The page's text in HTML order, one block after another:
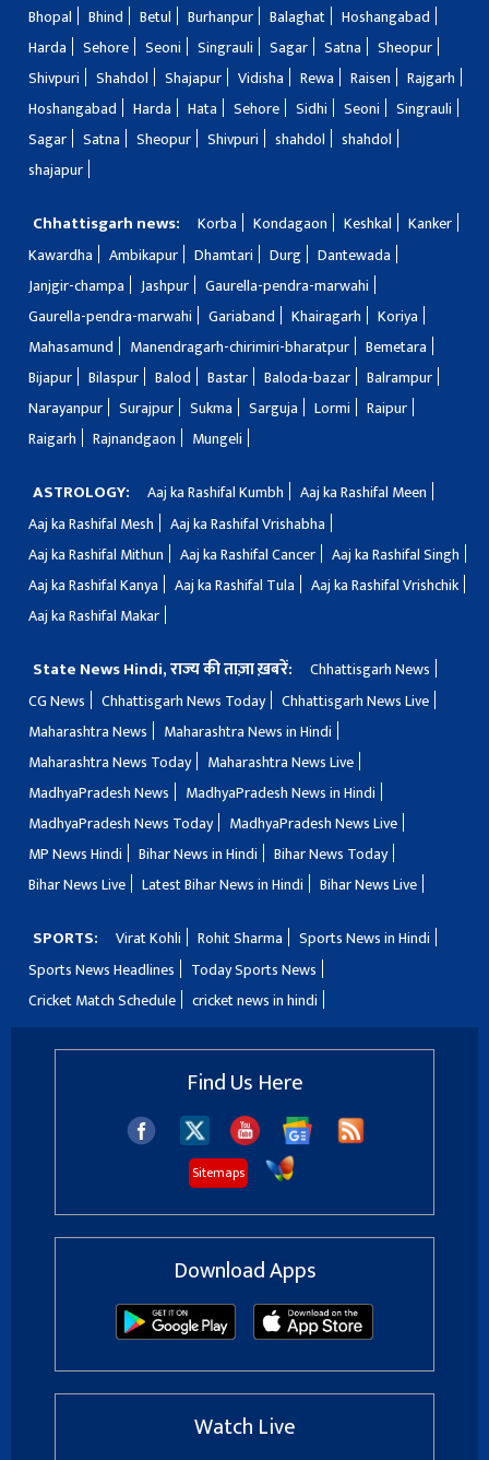
Bhopal
Bhind Betul Burhanpur Balaghat
Hoshangabad
Harda
Sehore Seoni Singrauli Sagar Satna
Sheopur
Shivpuri
Shahdol Shajapur Vidisha Rewa Raisen
Rajgarh
Hoshangabad
Harda Hata Sehore Sidhi Seoni
Singrauli
Sagar
Satna Sheopur Shivpuri shahdol
shahdol
shajapur
Chhattisgarh news: Korba Kondagaon Keshkal
Kanker
Kawardha
Ambikapur Dhamtari Durg
Dantewada
Janjgir-champa
Jashpur
Gaurella-pendra-marwahi
Gaurella-pendra-marwahi
Gariaband Khairagarh
Koriya
Mahasamund
Manendragarh-chirimiri-bharatpur
Bemetara
Bijapur
Bilaspur Balod Bastar Baloda-bazar
Balrampur
Narayanpur
Surajpur Sukma Sarguja Lormi
Raipur
Raigarh
Rajnandgaon Mungeli
ASTROLOGY: Aaj ka Rashifal Kumbh
Aaj ka Rashifal Meen
Aaj ka Rashifal Mesh
Aaj ka Rashifal Vrishabha
Aaj ka Rashifal Mithun
Aaj ka Rashifal Cancer
Aaj ka Rashifal Singh
Aaj ka Rashifal Kanya
Aaj ka Rashifal Tula
Aaj ka Rashifal Vrishchik
Aaj ka Rashifal Makar
State News Hindi, राज्य की ताज़ा ख़बरें:
Chhattisgarh News
CG News
Chhattisgarh News Today
Chhattisgarh News Live
Maharashtra News
Maharashtra News in Hindi
Maharashtra News Today
Maharashtra News Live
MadhyaPradesh News
MadhyaPradesh News in Hindi
MadhyaPradesh News Today
MadhyaPradesh News Live
MP News Hindi
Bihar News in Hindi
Bihar News Today
Bihar News Live
Latest Bihar News in Hindi Bihar News Live
SPORTS: Virat Kohli Rohit Sharma
Sports News in Hindi
Sports News Headlines
Today Sports News
Cricket Match Schedule
cricket news in hindi
Find Us Here
Sitemaps
Download Apps
Watch Live